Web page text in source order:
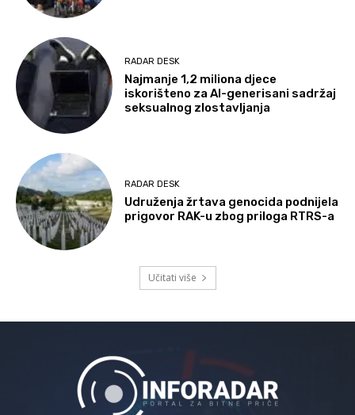
RADAR DESK
Najmanje 1,2 miliona djece
iskorišteno za AI-generisani sadržaj
seksualnog zlostavljanja
RADAR DESK
Udruženja žrtava genocida podnijela
prigovor RAK-u zbog priloga RTRS-a
Učitati više